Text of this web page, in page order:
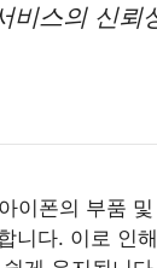
비스의 신뢰
이폰의 부품
니다. 이로 인